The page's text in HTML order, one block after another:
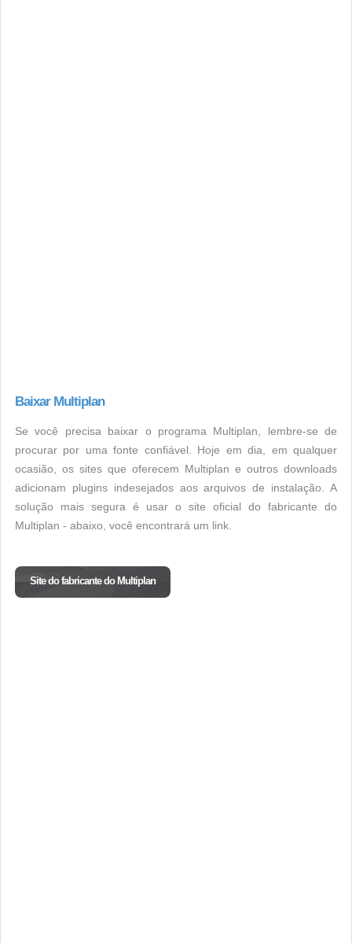
Baixar Multiplan
Se você precisa baixar o programa Multiplan, lembre-se de
procurar por uma fonte confiável. Hoje em dia, em qualquer
ocasião, os sites que oferecem Multiplan e outros downloads
adicionam plugins indesejados aos arquivos de instalação. A
solução mais segura é usar o site oficial do fabricante do
Multiplan - abaixo, você encontrará um link.
Site do fabricante do Multiplan